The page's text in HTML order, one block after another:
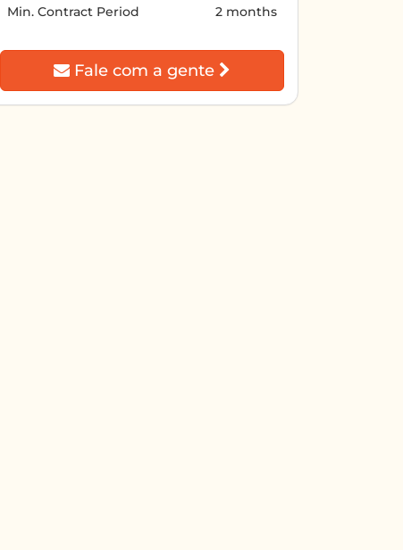
Min. Contract Period 2 months
Fale com a gente